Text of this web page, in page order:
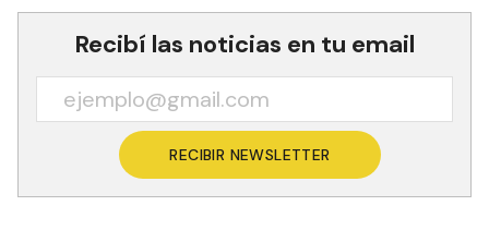
Recibí las noticias en tu email
RECIBIR NEWSLETTER